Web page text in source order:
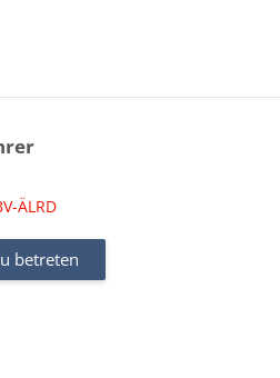
ÄLRD
betreten